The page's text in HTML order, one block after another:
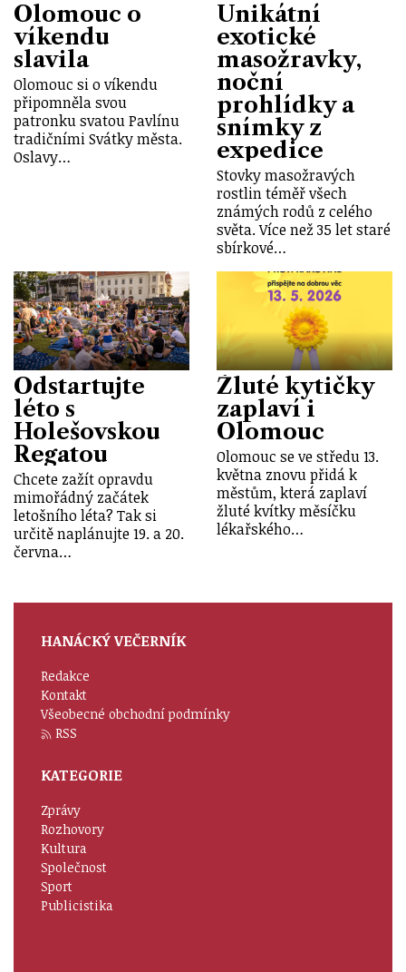
Olomouc o
víkendu
slavila
Olomouc si o víkendu
připomněla svou
patronku svatou Pavlínu
tradičními Svátky města.
Oslavy…
Unikátní
exotické
masožravky,
noční
prohlídky a
snímky z
expedice
Stovky masožravých
rostlin téměř všech
známých rodů z celého
světa. Více než 35 let staré
sbírkové…
Odstartujte
léto s
Holešovskou
Regatou
Chcete zažít opravdu
mimořádný začátek
letošního léta? Tak si
určitě naplánujte 19. a 20.
června…
Žluté kytičky
zaplaví i
Olomouc
Olomouc se ve středu 13.
května znovu přidá k
městům, která zaplaví
žluté kvítky měsíčku
lékařského…
HANÁCKÝ VEČERNÍK
Redakce
Kontakt
Všeobecné obchodní podmínky
RSS
KATEGORIE
Zprávy
Rozhovory
Kultura
Společnost
Sport
Publicistika